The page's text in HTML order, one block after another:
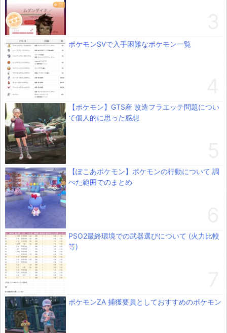
ポケモンSVで入手困難なポケモン一覧
【ポケモン】GTS産 改造フラエッテ問題につい
て個人的に思った感想
【ぽこあポケモン】ポケモンの行動について 調
べた範囲でのまとめ
PSO2最終環境での武器選びについて (火力比較
等)
ポケモンZA 捕獲要員としておすすめのポケモン